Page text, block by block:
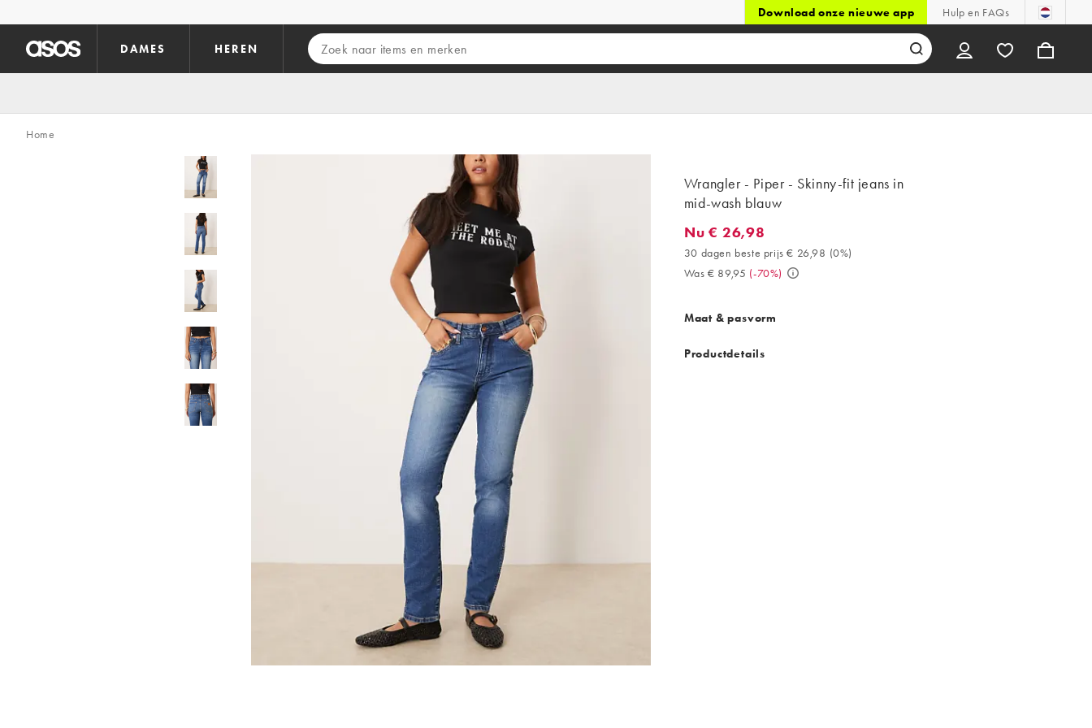
Download onze nieuwe app Hulp en FAQs
DAMES HEREN
Home
Wrangler - Piper - Skinny-fit jeans in
mid-wash blauw
Nu € 26,98. 30 dagen beste prijs € 26,98 (0%). Was € 89,95. (-70%)
Nu € 26,98
30 dagen beste prijs € 26,98 (0%)
Was € 89,95 (-70%)
Maat & pasvorm
Productdetails